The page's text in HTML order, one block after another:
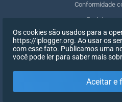
Conformidade
Excluir
Retirar o
FAZER
Os cookies são usados para a
https://iplogger.org. Ao usar os
com esse fato. Publicamos uma
você pode ler para saber mais
Aceitar e